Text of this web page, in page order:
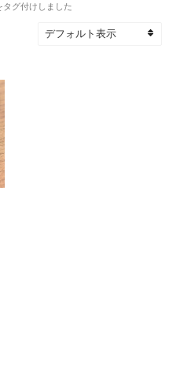
タグ付けしました